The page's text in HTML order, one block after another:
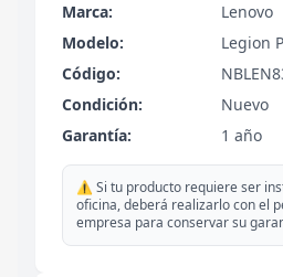
Marca:
Lenovo
Modelo:
Legion
Código:
Condición:
Nuevo
Garantía:
1 año
⚠️ Si tu producto requiere ser
oficina, deberá realizarlo con el
empresa para conservar su